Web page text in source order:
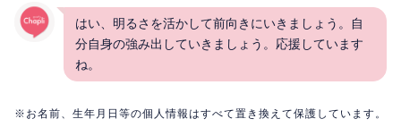
はい、明るさを活かして前向きにいきましょう。自
分自身の強み出していきましょう。応援しています
ね。
※お名前、生年月日等の個人情報はすべて置き換えて保護しています。